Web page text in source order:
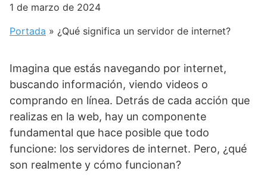
1 de marzo de 2024
Portada » ¿Qué significa un servidor de internet?
Imagina que estás navegando por internet,
buscando información, viendo videos o
comprando en línea. Detrás de cada acción que
realizas en la web, hay un componente
fundamental que hace posible que todo
funcione: los servidores de internet. Pero, ¿qué
son realmente y cómo funcionan?